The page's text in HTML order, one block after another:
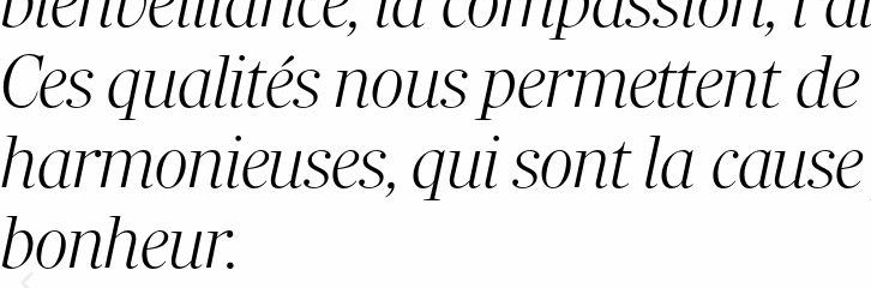
Ces qualités nous permettent
harmonieuses, qui sont la
bonheur.